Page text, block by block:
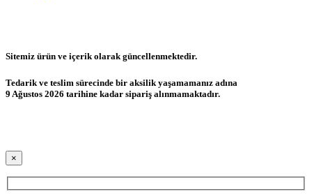
Sitemiz ürün ve içerik olarak güncellenmektedir.
Tedarik ve teslim sürecinde bir aksilik yaşamamanız adına
9 Ağustos 2026 tarihine kadar sipariş alınmamaktadır.
×